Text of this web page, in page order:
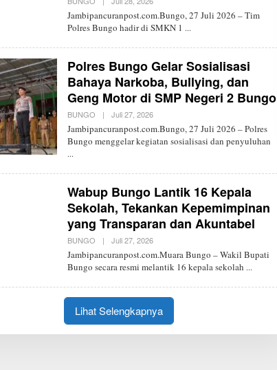
E
H
E
A
K
S
P
Jambipancuranpost.com.Bungo, 27 Juli 2026 – Tim
Polres Bungo hadir di SMKN 1
Polres Bungo Gelar Sosialisasi
Bahaya Narkoba, Bullying, dan
Geng Motor di SMP Negeri 2 Bungo
BUNGO | Juli 27, 2026O
E
H
D
K
I
J
P
Jambipancuranpost.com.Bungo, 27 Juli 2026 – Polres
Bungo menggelar kegiatan sosialisasi dan penyuluhan
Wabup Bungo Lantik 16 Kepala
Sekolah, Tekankan Kepemimpinan
yang Transparan dan Akuntabel
BUNGO | Juli 27, 2026O
E
H
E
D
A
K
S
I
Jambipancuranpost.com.Muara Bungo – Wakil Bupati
Bungo secara resmi melantik 16 kepala sekolah
Lihat Selengkapnya